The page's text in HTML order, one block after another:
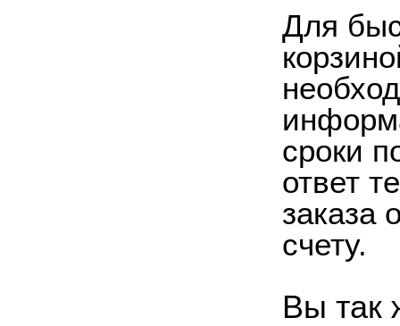
Для
сроки
ответ
заказа
счету.
Вы так